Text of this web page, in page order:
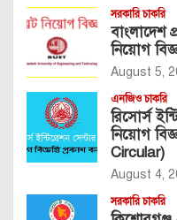
সরকারি চাকরি
বাংলাদেশ
নিয়োগ
August 5,
এনজিও চাকরি
রিসোর্স
নিয়োগ
Circular)
August 4,
সরকারি চাকরি